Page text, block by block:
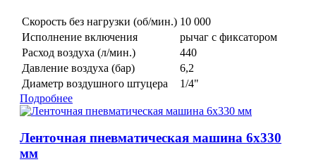
Скорость без нагрузки (об/мин.) 10 000
Исполнение включения
рычаг с фиксатором
Расход воздуха (л/мин.)
440
Давление воздуха (бар)
6,2
Диаметр воздушного штуцера
1/4"
Подробнее
Ленточная пневматическая машина 6x330
мм